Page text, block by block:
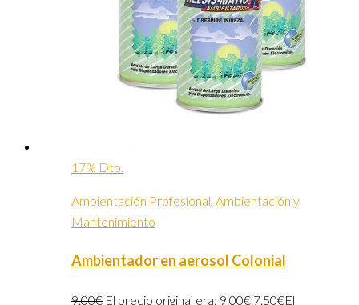
17% Dto.
Ambientación Profesional Ambientación y
Mantenimiento
Ambientador en aerosol Colonial
9.00€ El precio original era: 9.00€.7.50€El